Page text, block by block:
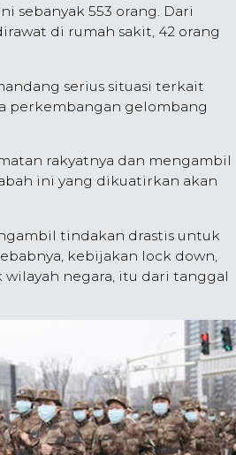
sebanyak 553 orang. Dari
di rumah sakit, 42 orang
serius situasi terkait
perkembangan gelombang
rakyatnya dan mengambil
ini yang dikuatirkan akan
tindakan drastis untuk
kebijakan lock down,
negara, itu dari tanggal